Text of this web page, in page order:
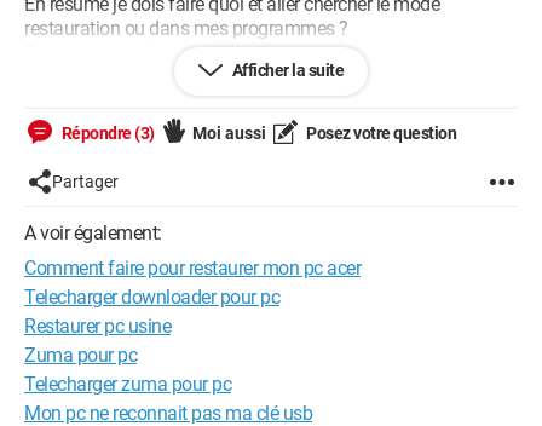
restauration ou dans mes programmes ?
Restaurer c est formater ?
Atchoum001
Afficher la suite
Répondre (3) Moi aussi Posez votre question
Partager
A voir également:
Comment faire pour restaurer mon pc acer
Telecharger downloader pour pc
Restaurer pc usine
Zuma pour pc
Telecharger zuma pour pc
Mon pc ne reconnait pas ma clé usb